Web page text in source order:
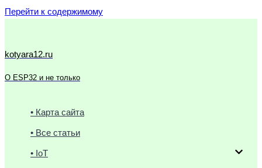
Перейти к содержимому
kotyara12.ru
О ESP32 и не только
• Карта сайта
• Все статьи
• IoT